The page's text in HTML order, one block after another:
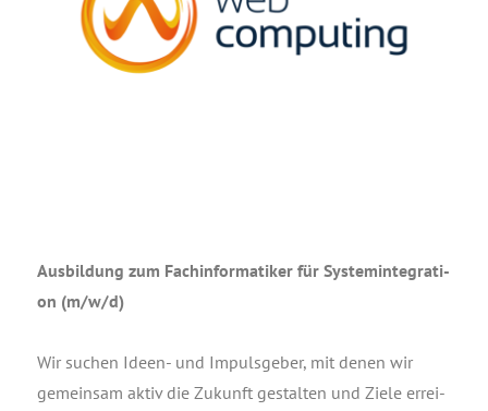
Aus­bil­dung zum Fach­in­for­ma­ti­ker für Sys­tem­in­te­gra­ti­
on (m/w/d)
Wir suchen Ideen- und Impuls­ge­ber, mit denen wir
gemein­sam aktiv die Zukunft gestal­ten und Zie­le errei­